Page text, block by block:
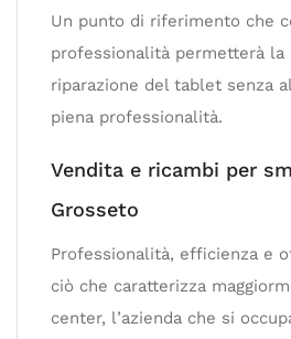
Un punto di riferimento che
professionalità permetterà
riparazione del tablet senza
piena professionalità.
Vendita e ricambi per
Grosseto
Professionalità, efficienza e
ciò che caratterizza
center, l’azienda che si